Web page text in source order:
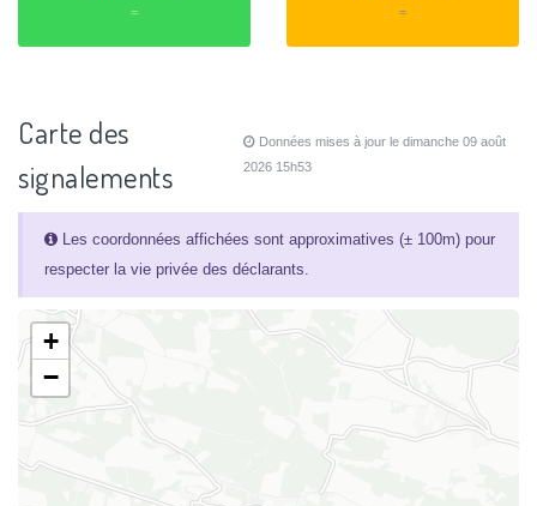
= =
Carte des
signalements
Données mises à jour le dimanche 09 août
2026 15h53
Les coordonnées affichées sont approximatives (± 100m) pour
respecter la vie privée des déclarants.
+
−